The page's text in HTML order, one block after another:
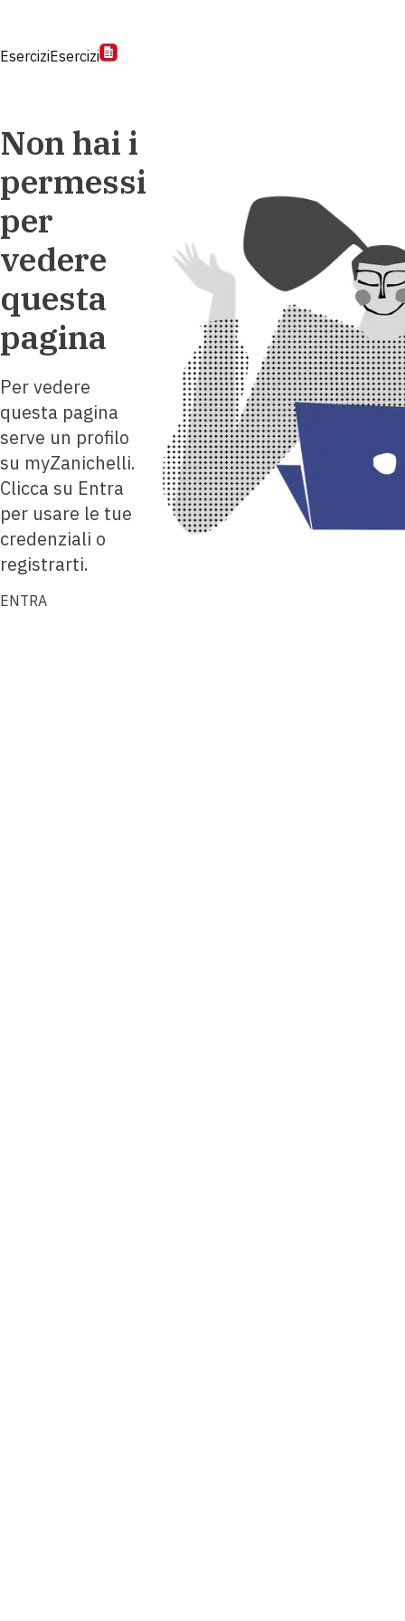
EserciziEsercizi
Non hai i
permessi
per
vedere
questa
pagina
Per vedere
questa pagina
serve un profilo
su myZanichelli.
Clicca su Entra
per usare le tue
credenziali o
registrarti.
ENTRA